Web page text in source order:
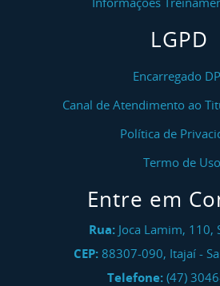
LGPD
Encarregado
Canal de Atendimento ao
Política de
Termo de Uso
Entre em
Rua: Joca Lamim, 110,
CEP: 88307-090, Itajaí-
Telefone: (47)